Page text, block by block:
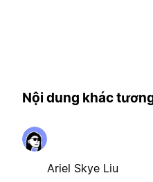
Nội dung khác
Ariel Skye Liu